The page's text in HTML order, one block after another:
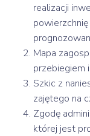
realizacji
Mapa
przebiegiem
Szkic z
zajętego na
Zgodę
której jest